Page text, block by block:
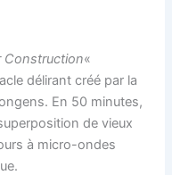
Construction«
délirant créé par la
En 50 minutes,
de vieux
à micro-ondes